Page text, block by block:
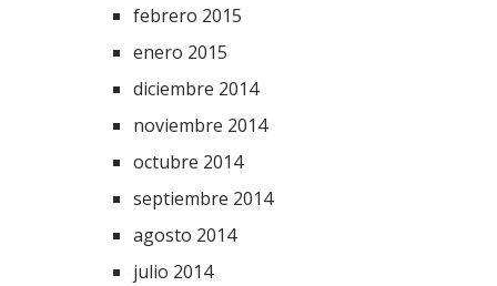
febrero 2015
enero 2015
diciembre 2014
noviembre 2014
octubre 2014
septiembre 2014
agosto 2014
julio 2014